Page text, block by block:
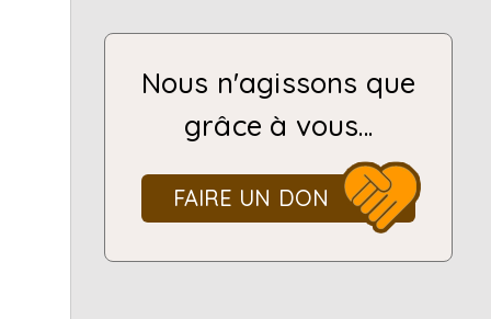
Nous n'agissons que
grâce à vous...
FAIRE UN DON